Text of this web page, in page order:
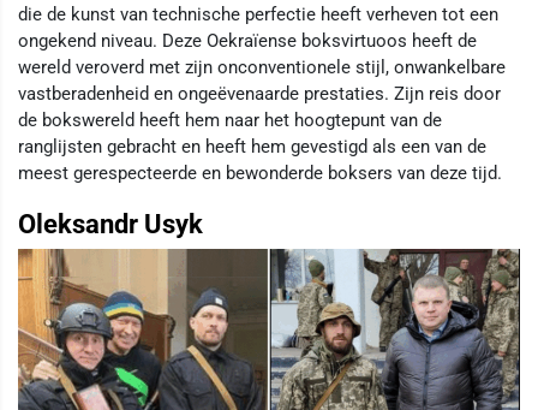
die de kunst van technische perfectie heeft verheven tot een
ongekend niveau. Deze Oekraïense boksvirtuoos heeft de
wereld veroverd met zijn onconventionele stijl, onwankelbare
vastberadenheid en ongeëvenaarde prestaties. Zijn reis door
de bokswereld heeft hem naar het hoogtepunt van de
ranglijsten gebracht en heeft hem gevestigd als een van de
meest gerespecteerde en bewonderde boksers van deze tijd.
Oleksandr Usyk